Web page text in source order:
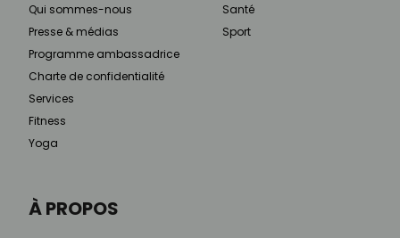
À PROPOS
Qui sommes-nous
Presse & médias
Programme ambassadrice
Charte de confidentialité
Services
Fitness
Yoga
Santé
Sport